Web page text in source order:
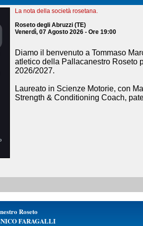
La nota della società rosetana.
Roseto degli Abruzzi (TE)
Venerdì, 07 Agosto 2026 - Ore 19:00
Diamo il benvenuto a Tommaso
atletico della Pallacanestro Roseto
2026/2027.
Laureato in Scienze Motorie, con
Strength & Conditioning Coach,
Roseto
FARAGALLI